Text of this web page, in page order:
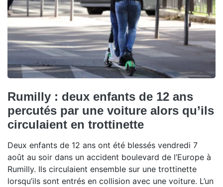
Rumilly : deux enfants de 12 ans
percutés par une voiture alors qu’ils
circulaient en trottinette
Deux enfants de 12 ans ont été blessés vendredi 7
août au soir dans un accident boulevard de l’Europe à
Rumilly. Ils circulaient ensemble sur une trottinette
lorsqu’ils sont entrés en collision avec une voiture. L’un